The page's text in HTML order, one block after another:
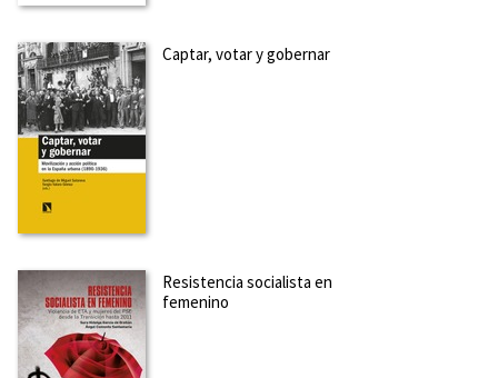
Captar, votar y gobernar
Resistencia socialista en
femenino